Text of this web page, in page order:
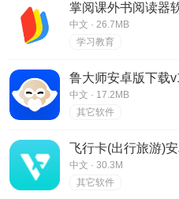
掌阅课外书阅读器
新版
中文 · 26.7MB
学习教育
鲁大师安卓版下载
中文 · 17.2MB
其它软件
飞行卡(出行旅游)
机版
中文 · 30.3M
其它软件